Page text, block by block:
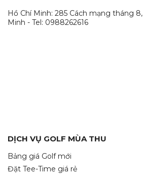
Hồ Chí Minh: 285 Cách mạng tháng
Minh - Tel: 0988262616
DỊCH VỤ GOLF MÙA THU
Bảng giá Golf mới
Đặt Tee-Time giá rẻ